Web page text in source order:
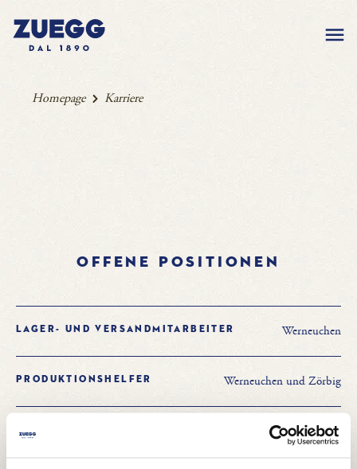
Homepage Karriere
Offene Positionen
Lager- und Versandmitarbeiter Werneuchen
Produktionshelfer Werneuchen und Zörbig
Junior Controller Werneuchen